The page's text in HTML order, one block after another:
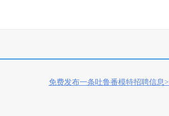
免费发布一条吐鲁番模特招聘信息